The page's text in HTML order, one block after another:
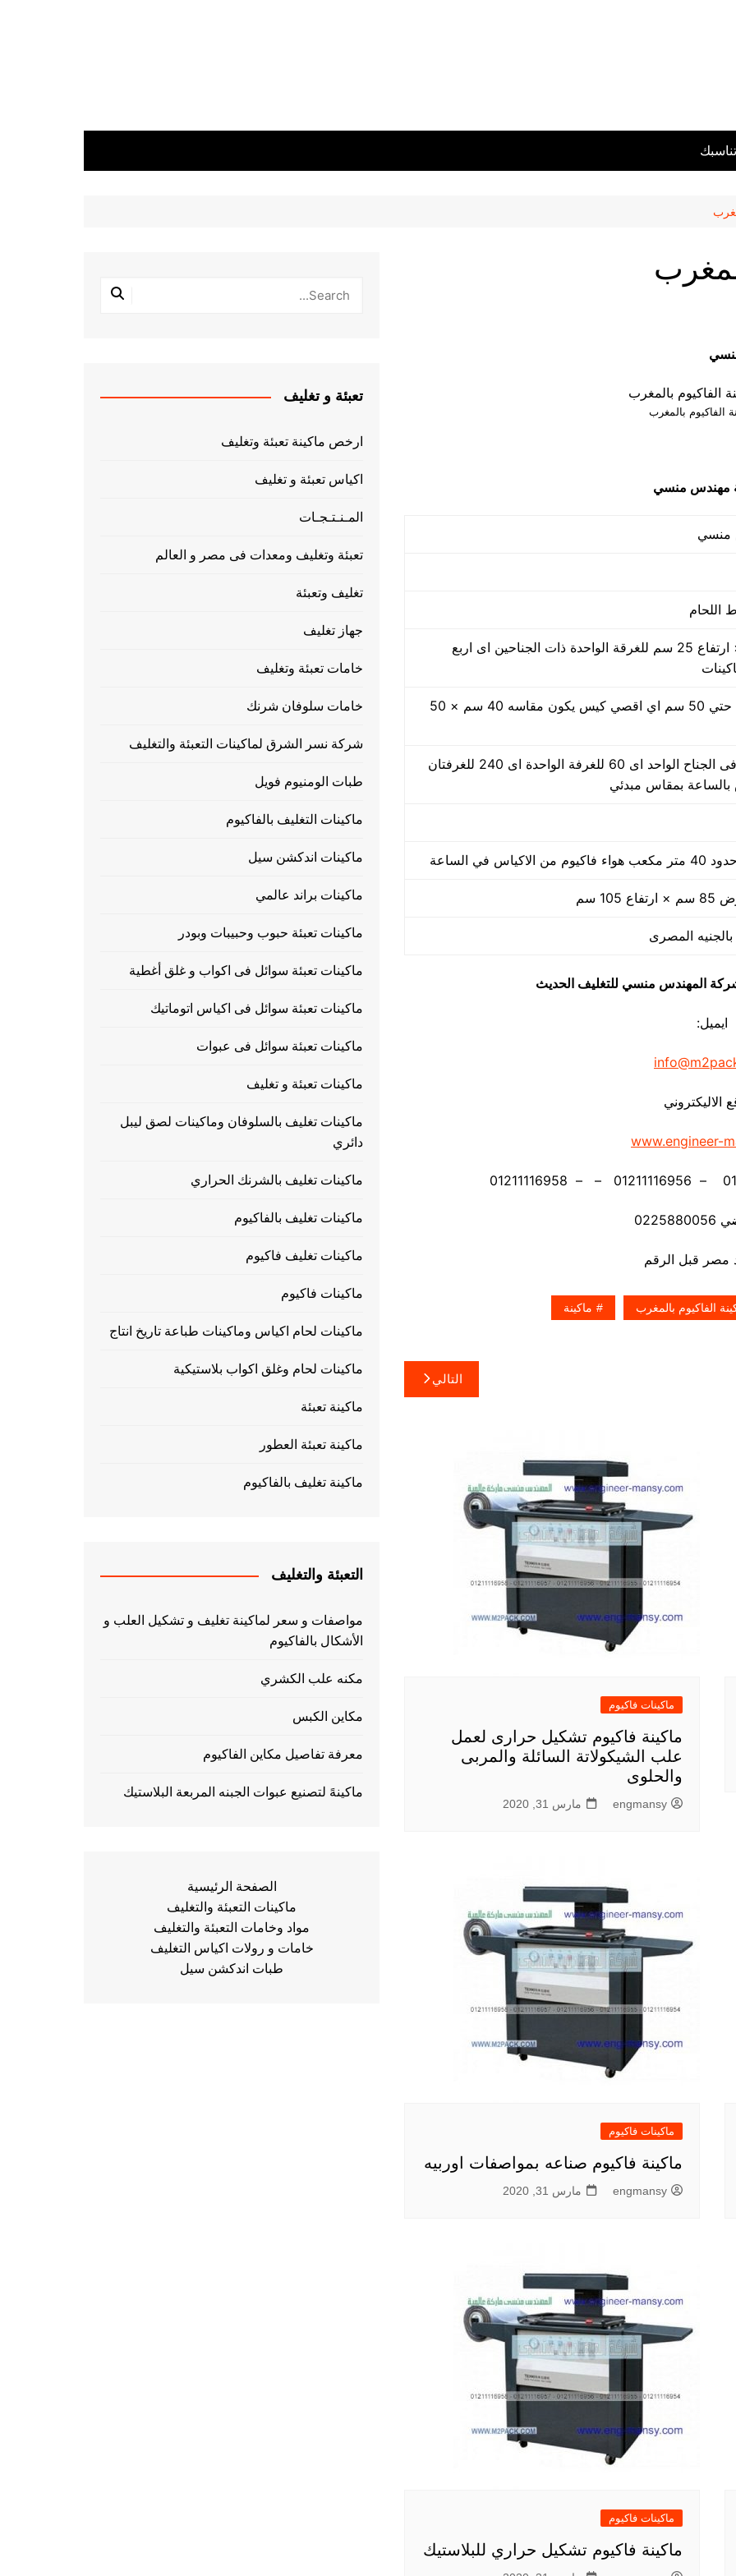
الفاكيوم بالمغرب
50 سم × 40 سم × ارتفاع 25 سم للغرقة الواحدة ذات الجناحين اى اربع
مقاس من واحد سم حتي 50 سم اي اقصي كيس يكون مقاسه 40 سم × 50
30 ضغطة بالدقيقة فى الجناح الواحد اى 60 للغرفة الواحدة اى 240 للغرفتان
في الساعة
شركة المهندس منسي للتغليف الحديث
ايميل:
الاليكتروني
www.engineer-
الفاكيوم بالمغرب ماكينة
التالي
ماكينات فاكيوم
ماكينة فاكيوم تشكيل حرارى لعمل
علب الشيكولاتة السائلة والمربى
والحلوى
engmansy مارس 31, 2020
ماكينات فاكيوم
ماكينة فاكيوم صناعه بمواصفات اوربيه
engmansy مارس 31, 2020
ماكينات فاكيوم
ماكينة فاكيوم تشكيل حراري للبلاستيك
تعبئة و تغليف
ارخص ماكينة تعبئة وتغليف
اكياس تعبئة و تغليف
المـنـتـجـات
تعبئة وتغليف ومعدات فى مصر و العالم
تغليف وتعبئة
جهاز تغليف
خامات تعبئة وتغليف
خامات سلوفان شرنك
شركة نسر الشرق لماكينات التعبئة والتغليف
طبات الومنيوم فويل
ماكينات التغليف بالفاكيوم
ماكينات اندكشن سيل
ماكينات براند عالمي
ماكينات تعبئة حبوب وحبيبات وبودر
ماكينات تعبئة سوائل فى اكواب و غلق أغطية
ماكينات تعبئة سوائل فى اكياس اتوماتيك
ماكينات تعبئة سوائل فى عبوات
ماكينات تعبئة و تغليف
ماكينات تغليف بالسلوفان وماكينات لصق ليبل
دائري
ماكينات تغليف بالشرنك الحراري
ماكينات تغليف بالفاكيوم
ماكينات تغليف فاكيوم
ماكينات فاكيوم
ماكينات لحام اكياس وماكينات طباعة تاريخ انتاج
ماكينات لحام وغلق اكواب بلاستيكية
ماكينة تعبئة
ماكينة تعبئة العطور
ماكينة تغليف بالفاكيوم
التعبئة والتغليف
مواصفات و سعر لماكينة تغليف و تشكيل العلب و
الأشكال بالفاكيوم
مكنه علب الكشري
مكاين الكبس
معرفة تفاصيل مكاين الفاكيوم
ماكينهً لتصنيع عبوات الجبنه المربعة البلاستيك
الصفحة الرئيسية
ماكينات التعبئة والتغليف
مواد وخامات التعبئة والتغليف
خامات و رولات اكياس التغليف
طبات اندكشن سيل